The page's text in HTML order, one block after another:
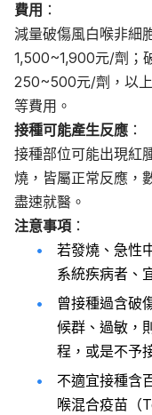
費用 ：
減量破傷風白喉非細
1,500~1,900元/劑；
250~500元/劑，以
等費用。
接種可能產生反應 ：
接種部位可能出現紅
燒，皆屬正常反應，
盡速就醫。
注意事項 ：
若發燒、急性
系統疾病者、
曾接種過含破
候群、過敏，
程，或是不予
不適宜接種含
喉混合疫苗（